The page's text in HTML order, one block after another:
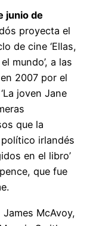
junio de
proyecta el
de cine ‘Ellas,
mundo’, a las
2007 por el
joven Jane
que la
irlandés
en el libro’
que fue
McAvoy,